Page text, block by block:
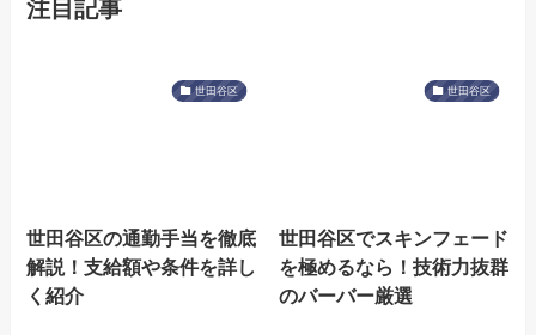
注目記事
世田谷区
世田谷区の通勤手当を徹底
解説！支給額や条件を詳し
く紹介
世田谷区
世田谷区でスキンフェード
を極めるなら！技術力抜群
のバーバー厳選